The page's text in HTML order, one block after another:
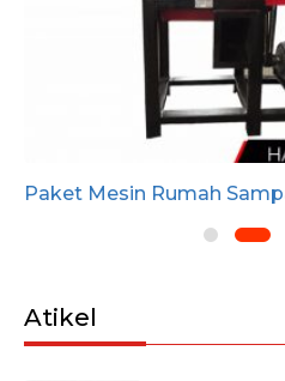
Paket Mesin Rumah
Atikel